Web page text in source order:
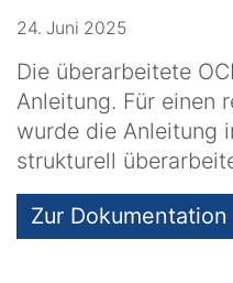
24. Juni 2025
Die überarbeitete
Anleitung. Für einen
wurde die Anleitung
strukturell
Zur Dokumentation